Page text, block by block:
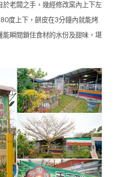
於老闆之手，幾經修改窯內上下左
度上下，餅皮在3分鐘內就能烤
能瞬間鎖住食材的水份及甜味，堪